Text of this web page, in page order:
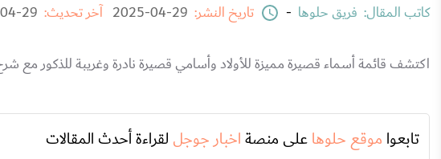
كاتب المقال: فريق حلوها - تاريخ النشر: 29-04-2025 آخر تحديث: 29-04-2025
اكتشف قائمة أسماء قصيرة مميزة للأولاد وأسامي قصيرة نادرة وغريبة للذكور مع
تابعوا موقع حلوهاعلى منصةاخبار جوجل لقراءة أحدث المقالات